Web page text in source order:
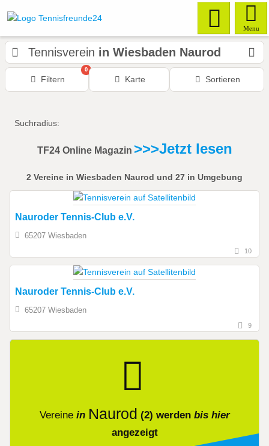
Menu
Tennisverein in Wiesbaden Naurod
Filtern
0
Karte Sortieren
Suchradius:
TF24 Online Magazin >>>Jetzt lesen
2 Vereine in Wiesbaden Naurod und 27 in Umgebung
Nauroder Tennis-Club e.V.
65207 Wiesbaden
10
Nauroder Tennis-Club e.V.
65207 Wiesbaden
9
Vereine in Naurod (2) werden bis hier
angezeigt